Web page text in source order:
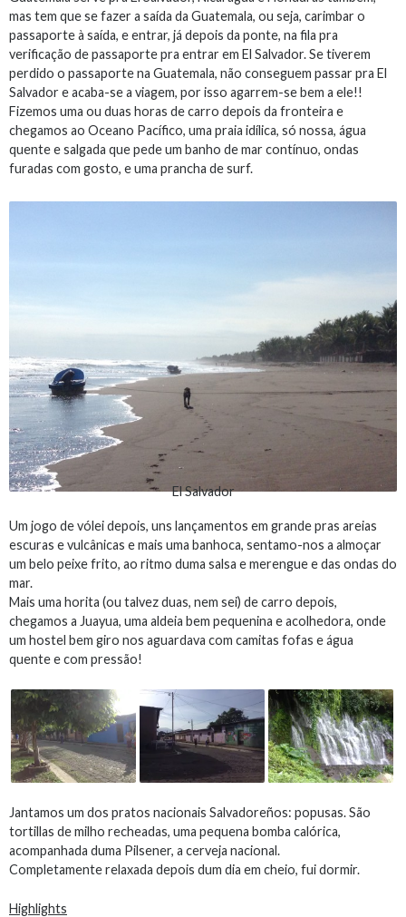
mas tem que se fazer a saída da Guatemala, ou seja, carimbar o
passaporte à saída, e entrar, já depois da ponte, na fila pra
verificação de passaporte pra entrar em El Salvador. Se tiverem
perdido o passaporte na Guatemala, não conseguem passar pra El
Salvador e acaba-se a viagem, por isso agarrem-se bem a ele!!
Fizemos uma ou duas horas de carro depois da fronteira e
chegamos ao Oceano Pacífico, uma praia idílica, só nossa, água
quente e salgada que pede um banho de mar contínuo, ondas
furadas com gosto, e uma prancha de surf.
El Salvador
Um jogo de vólei depois, uns lançamentos em grande pras areias
escuras e vulcânicas e mais uma banhoca, sentamo-nos a almoçar
um belo peixe frito, ao ritmo duma salsa e merengue e das ondas do
mar.
Mais uma horita (ou talvez duas, nem sei) de carro depois,
chegamos a Juayua, uma aldeia bem pequenina e acolhedora, onde
um hostel bem giro nos aguardava com camitas fofas e água
quente e com pressão!
Jantamos um dos pratos nacionais Salvadoreños: popusas. São
tortillas de milho recheadas, uma pequena bomba calórica,
acompanhada duma Pilsener, a cerveja nacional.
Completamente relaxada depois dum dia em cheio, fui dormir.
Highlights